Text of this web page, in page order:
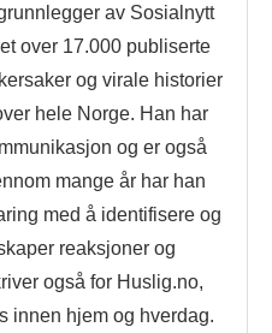
av Sosialnytt
over 17.000 publiserte
og virale historier
hele Norge. Han har
og er også
mange år har han
med å identifisere og
reaksjoner og
også for Huslig.no,
innen hjem og hverdag.